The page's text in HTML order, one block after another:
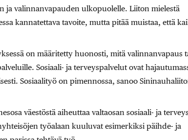
ja valinnanvapauden ulkopuolelle. Liiton mielestä
kannatettava tavoite, mutta pitää muistaa, että
on määritetty huonosti, mitä valinnanvapaus
Sosiaali- ja terveyspalvelut ovat
Sosiaalityö on pimennossa, sanoo
väestöstä aiheuttaa valtaosan sosiaali- ja
työalaan kuuluvat esimerkiksi päihde- ja